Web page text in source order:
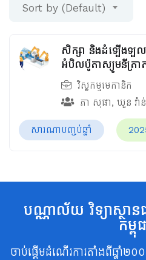
Sort by (Default)
សិក្សា និងដំឡើងឡ
អំបិលប៉ូតាស្យូមនីត្រា
វិស្វកម្មមេកានិក
ភា សុផា, ឃួន វ៉
សារណាបញ្ចប់ឆ្នាំ
បណ្ណាល័យ វិទ្យាស្ថា
កម្ពុ
ចាប់ផ្តើមដំណើរការតាំងពីឆ្នាំ២០